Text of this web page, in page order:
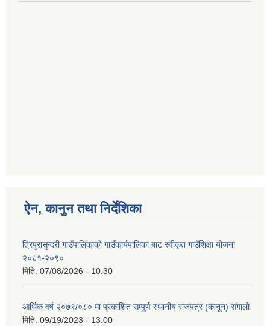
ऐन, कानुन तथा निर्देशिका
त्रिपुरासुन्दरी गाउँपालिकाको गाउँकार्यपालिका बाट स्वीकृत गाउँशिक्षा योजना
२०८१-२०९०
मिति: 07/08/2026 - 10:30
आर्थिक वर्ष २०७९/०८० मा प्रकाशित सम्पूर्ण स्थानीय राजपत्र (कानून) संगालो
मिति: 09/19/2023 - 13:00